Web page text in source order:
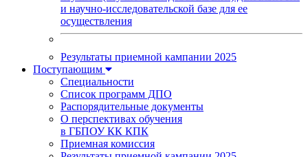
и научно-исследовательской базе для ее
осуществления
Результаты приемной кампании 2025
Поступающим
Специальности
Список программ ДПО
Распорядительные документы
О перспективах обучения
в ГБПОУ КК КПК
Приемная комиссия